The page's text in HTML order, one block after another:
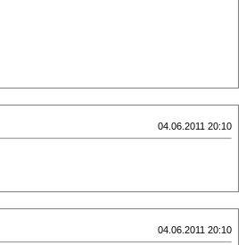
04.06.2011 20:10
04.06.2011 20:10